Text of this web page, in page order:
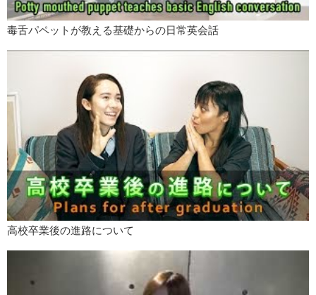
Mana:もしまだわからないことがあれば、下のコメント欄にどんどん
書き込んでください
毒舌パペットが教える基礎からの日常英会話
高校卒業後の進路について